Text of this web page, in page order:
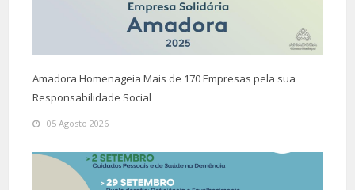
Amadora Homenageia Mais de 170 Empresas pela sua
Responsabilidade Social
05 Agosto 2026